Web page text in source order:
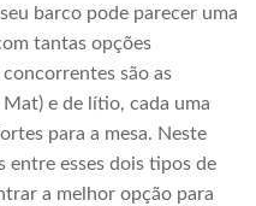
barco pode parecer uma
tantas opções
são as
e de lítio, cada uma
para a mesa. Neste
entre esses dois tipos de
a melhor opção para